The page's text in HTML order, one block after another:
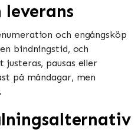
och engångsköp
bindningstid, och
pausas eller
på måndagar, men